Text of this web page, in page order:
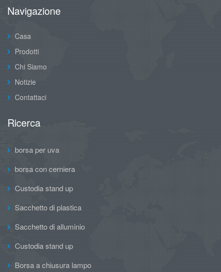
Navigazione
Casa
Prodotti
Chi Siamo
Notizie
Contattaci
Ricerca
borsa per uva
borsa con cerniera
Custodia stand up
Sacchetto di plastica
Sacchetto di alluminio
Custodia stand up
Borsa a chiusura lampo